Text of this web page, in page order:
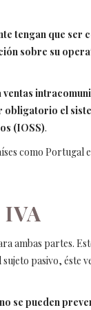
tengan que ser
sobre su
obligatorio el
(IOSS).
como Portugal
ambas partes.
pasivo, éste
se pueden